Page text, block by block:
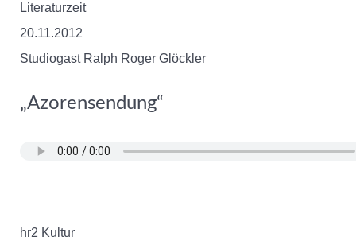
Literaturzeit
20.11.2012
Studiogast Ralph Roger Glöckler
„Azorensendung“
hr2 Kultur